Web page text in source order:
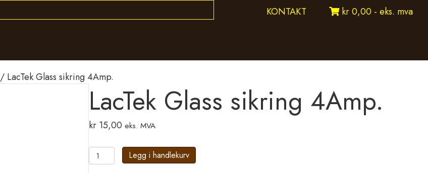
KONTAKT kr 0,00 - eks. mva
/ LacTek Glass sikring 4Amp.
LacTek Glass sikring 4Amp.
kr 15,00 eks. MVA
LacTek
Glass
Legg i handlekurv